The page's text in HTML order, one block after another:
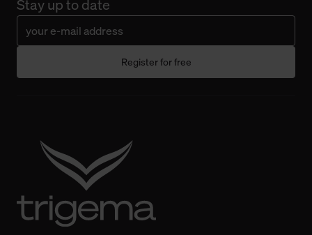
Einwilligung ist grundsätzlich freiwillig, für die Nutzung
der Webseite nicht erforderlich und kann jederzeit mit
Wirkung für die Zukunft widerrufen. Der Widerruf der
Einwilligung hat jedoch keine Auswirkung auf die
bisherigen Einstellungen und die damit verbundene
Weitere Informationen über Cookies und Web-
Technologien sowie die Nutzung Ihrer persönlichen Daten
finden Sie in unserer Datenschutzerklärung.
Stay up to date
Register for free